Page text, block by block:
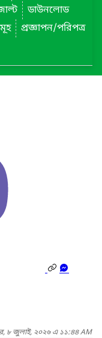
ডাউনলোড
প্রজ্ঞাপন/পরিপত্র
৮ জুলাই, ২০২৬ এ ১১:৪৪ AM